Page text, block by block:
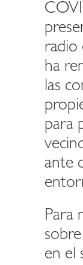
radio
ha
las
para
ante
Para
en el